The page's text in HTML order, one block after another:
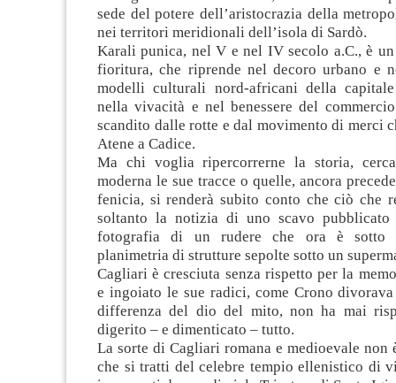
sede del potere dell’aristocrazia della
nei territori meridionali dell’isola di Sardò.
Karali punica, nel V e nel IV secolo a.C., è
fioritura, che riprende nel decoro urbano e
modelli culturali nord-africani della
nella vivacità e nel benessere del
scandito dalle rotte e dal movimento di merci
Atene a Cadice.
Ma chi voglia ripercorrerne la storia,
moderna le sue tracce o quelle, ancora
fenicia, si renderà subito conto che ciò che
soltanto la notizia di uno scavo
fotografia di un rudere che ora è sotto
planimetria di strutture sepolte sotto un
Cagliari è cresciuta senza rispetto per la
e ingoiato le sue radici, come Crono
differenza del dio del mito, non ha mai
digerito – e dimenticato – tutto.
La sorte di Cagliari romana e medioevale non
che si tratti del celebre tempio ellenistico di